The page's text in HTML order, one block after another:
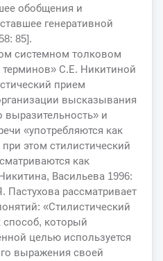
обобщения и
генеративной
85].
системном толковом
терминов» С.Е. Никитиной
прием
высказывания
выразительность» и
«употребляются как
этом стилистический
как
Васильева 1996:
Пастухова рассматривает
«Стилистический
который
целью используется
выражения своей